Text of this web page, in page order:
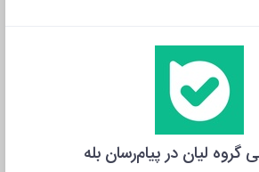
Access
گروه لیان در پیام‌رسان بله